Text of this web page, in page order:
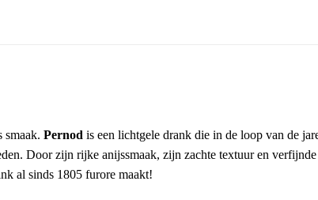
smaak. Pernod is een lichtgele drank die in de loop van de
Door zijn rijke anijssmaak, zijn zachte textuur en
al sinds 1805 furore maakt!